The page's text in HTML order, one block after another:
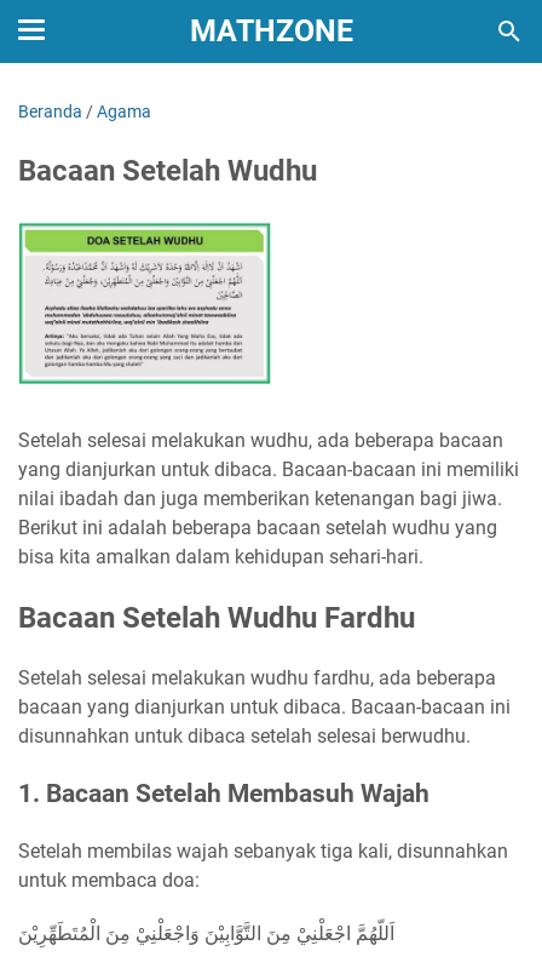
MATHZONE
Beranda /Agama
Bacaan Setelah Wudhu
Setelah selesai melakukan wudhu, ada beberapa bacaan
yang dianjurkan untuk dibaca. Bacaan-bacaan ini memiliki
nilai ibadah dan juga memberikan ketenangan bagi jiwa.
Berikut ini adalah beberapa bacaan setelah wudhu yang
bisa kita amalkan dalam kehidupan sehari-hari.
Bacaan Setelah Wudhu Fardhu
Setelah selesai melakukan wudhu fardhu, ada beberapa
bacaan yang dianjurkan untuk dibaca. Bacaan-bacaan ini
disunnahkan untuk dibaca setelah selesai berwudhu.
1. Bacaan Setelah Membasuh Wajah
Setelah membilas wajah sebanyak tiga kali, disunnahkan
untuk membaca doa:
اَللّهُمَّ اجْعَلْنِيْ مِنَ التَّوَّابِيْنَ وَاجْعَلْنِيْ مِنَ الْمُتَطَهِّرِيْنَ